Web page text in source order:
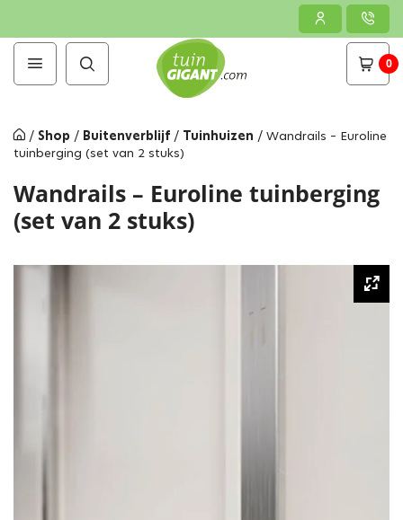
0
/ Shop / Buitenverblijf / Tuinhuizen / Wandrails – Euroline
tuinberging (set van 2 stuks)
Wandrails – Euroline tuinberging
(set van 2 stuks)